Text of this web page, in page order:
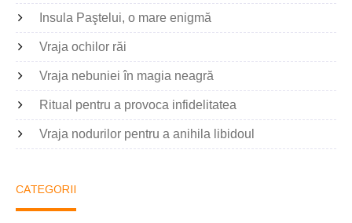
Insula Paştelui, o mare enigmă
Vraja ochilor răi
Vraja nebuniei în magia neagră
Ritual pentru a provoca infidelitatea
Vraja nodurilor pentru a anihila libidoul
CATEGORII